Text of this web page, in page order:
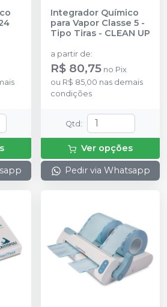
Integrador Químico
para Vapor Classe 5 -
Tipo Tiras - CLEAN UP
a partir de:
R$ 80,75 no Pix
ou R$ 85,00 nas demais
condições
Qtd :
Ver opções
Pedir via Whatsapp